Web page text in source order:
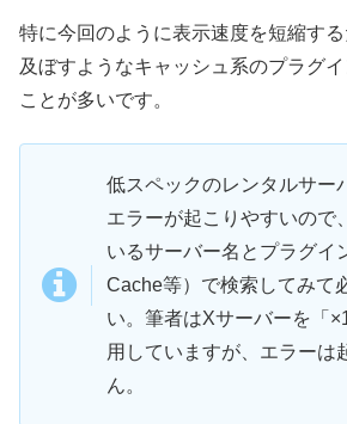
特に今回のように表示速度を短縮す
及ぼすようなキャッシュ系のプラグ
ことが多いです。
低スペックのレンタルサー
エラーが起こりやすいので
いるサーバー名とプラグイ
Cache等）で検索してみて
い。筆者はXサーバーを「
用していますが、エラーは
ん。